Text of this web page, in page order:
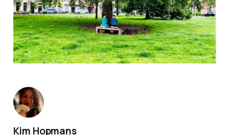
Kim Hopmans